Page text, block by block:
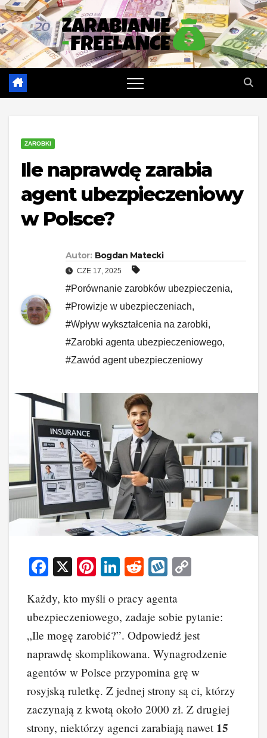
Skip
to
content
ZAROBKI
Ile naprawdę zarabia
agent ubezpieczeniowy
w Polsce?
Autor: Bogdan Matecki
CZE 17, 2025
#Porównanie zarobków ubezpieczenia,
#Prowizje w ubezpieczeniach,
#Wpływ wykształcenia na zarobki,
#Zarobki agenta ubezpieczeniowego,
#Zawód agent ubezpieczeniowy
F
c
e
b
o
o
k
X
Pi
er
e
st
Li
k
e
dI
n
R
d
di
t
W
o
p
y
Li
n
k
Każdy, kto myśli o pracy agenta
ubezpieczeniowego, zadaje sobie pytanie:
„Ile mogę zarobić?”. Odpowiedź jest
naprawdę skomplikowana. Wynagrodzenie
agentów w Polsce przypomina grę w
rosyjską ruletkę. Z jednej strony są ci, którzy
zaczynają z kwotą około 2000 zł. Z drugiej
strony, niektórzy agenci zarabiają nawet 15